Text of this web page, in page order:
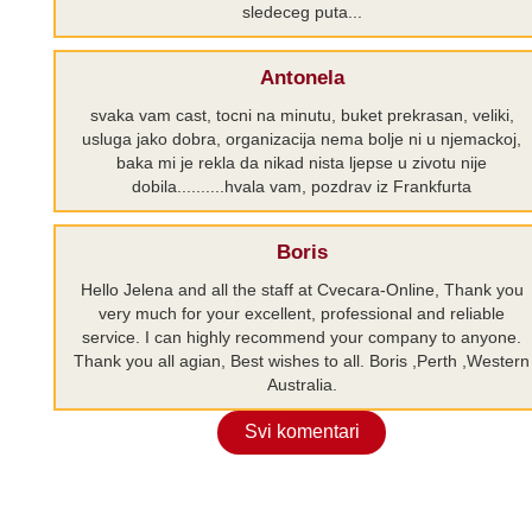
sledeceg puta...
Antonela
svaka vam cast, tocni na minutu, buket prekrasan, veliki,
usluga jako dobra, organizacija nema bolje ni u njemackoj,
baka mi je rekla da nikad nista ljepse u zivotu nije
dobila..........hvala vam, pozdrav iz Frankfurta
Boris
Hello Jelena and all the staff at Cvecara-Online, Thank you
very much for your excellent, professional and reliable
service. I can highly recommend your company to anyone.
Thank you all agian, Best wishes to all. Boris ,Perth ,Western
Australia.
Svi komentari